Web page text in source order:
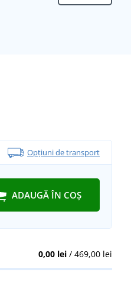
Opțiuni de transport
ADAUGĂ ÎN COȘ
0,00 lei/ 469,00 lei